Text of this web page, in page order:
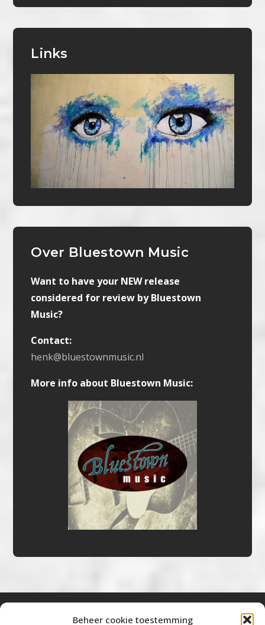
Beheer cookie toestemming
Links
Over Bluestown Music
Want to have your NEW release
considered for review by Bluestown
Music?
Contact:
henk@bluestownmusic.nl
More info about Bluestown Music: